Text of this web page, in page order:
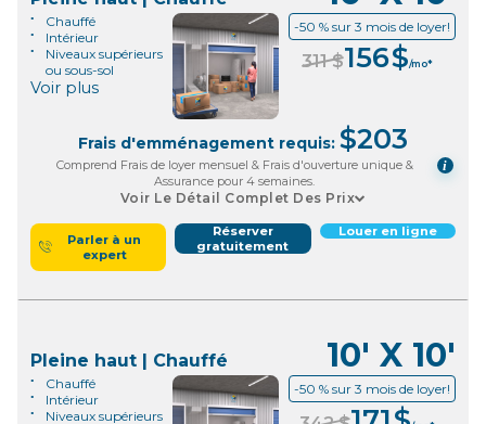
Chauffé
Intérieur
Niveaux supérieurs
ou sous-sol
Voir plus
-50 % sur 3 mois de loyer!
311$156$/mo*
Frais d'emménagement requis: $203
Comprend Frais de loyer mensuel & Frais d'ouverture unique &
Assurance pour 4 semaines.
i
Voir Le Détail Complet Des Prix
Parler à un
expert
Réserver
gratuitement
Louer en ligne
Pleine haut | Chauffé 10' X 10'
Chauffé
Intérieur
Niveaux supérieurs
-50 % sur 3 mois de loyer!